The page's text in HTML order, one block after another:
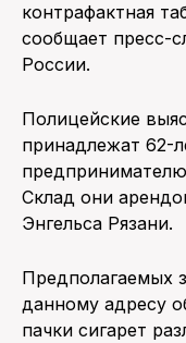
контрафактная
сообщает пресс-
России.
Полицейские
принадлежат 62-
Склад они
Энгельса Рязани.
Предполагаемых
данному адресу
пачки сигарет